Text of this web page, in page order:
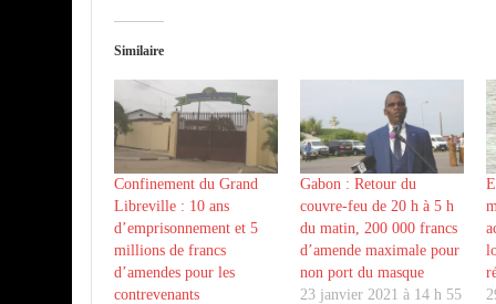
Similaire
Confinement du Grand
Libreville : 10 ans
d’emprisonnement et 5
millions de francs
d’amendes pour les
contrevenants
Gabon : Retour du
couvre-feu de 20 h à 5 h
du matin, 200 000 francs
d’amende maximale pour
non port du masque
23 janvier 2021 à 14 h 55